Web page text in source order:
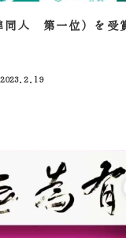
同人 第一位）を受
2023.2.19